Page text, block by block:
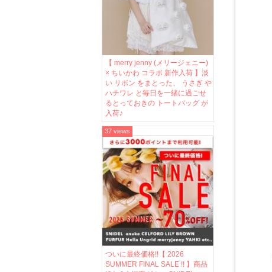
【 merry jenny (メリージェニー)
× ちいかわ コラボ 新作入荷 】淡
い リボン をまとった、 うさぎ や
ハチワレ と毎日を一緒に過ごせ
るとっておきの トートバッグ が
入荷♪
ついに最終価格!!【 2026
SUMMER FINAL SALE !! 】商品
37 views